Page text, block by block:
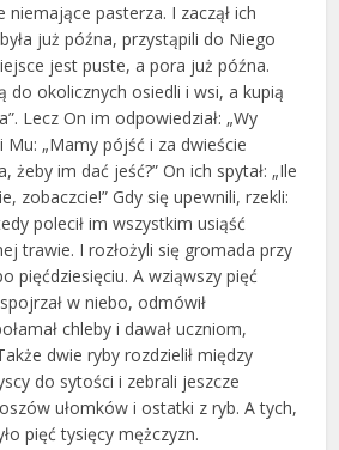
pasterza. I zaczął ich
już późna, przystąpili do Niego
jest puste, a pora już późna.
do okolicznych osiedli i wsi, a kupią
Lecz On im odpowiedział: „Wy
Mu: „Mamy pójść i za dwieście
żeby im dać jeść?” On ich spytał: „Ile
zobaczcie!” Gdy się upewnili, rzekli:
polecił im wszystkim usiąść
trawie. I rozłożyli się gromada przy
pięćdziesięciu. A wziąwszy pięć
w niebo, odmówił
chleby i dawał uczniom,
dwie ryby rozdzielił między
do sytości i zebrali jeszcze
ułomków i ostatki z ryb. A tych,
pięć tysięcy mężczyzn.